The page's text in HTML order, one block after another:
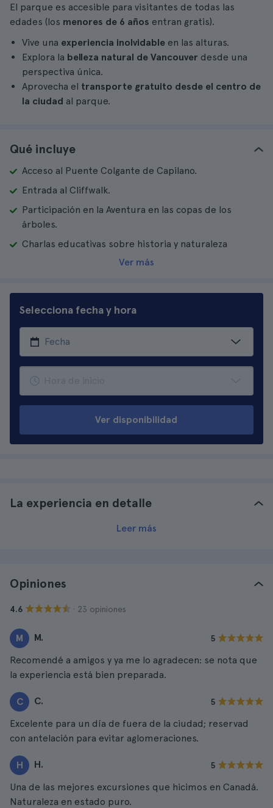
El parque es accesible para visitantes de todas las
edades (los menores de 6 años entran gratis).
Vive una experiencia inolvidable en las alturas.
Explora la belleza natural de Vancouver desde una
perspectiva única.
Aprovecha el transporte gratuito desde el centro de
la ciudad al parque.
Qué incluye
Acceso al Puente Colgante de Capilano.
Entrada al Cliffwalk.
Participación en la Aventura en las copas de los
árboles.
Charlas educativas sobre historia y naturaleza
Ver más
Selecciona fecha y hora
Ver disponibilidad
La experiencia en detalle
Leer más
Opiniones
4.6 · 23 opiniones
M M. 5
Recomendé a amigos y ya me lo agradecen: se nota que
la experiencia está bien preparada.
C C. 5
Excelente para un día de fuera de la ciudad; reservad
con antelación para evitar aglomeraciones.
H H. 5
Una de las mejores excursiones que hicimos en Canadá.
Naturaleza en estado puro.